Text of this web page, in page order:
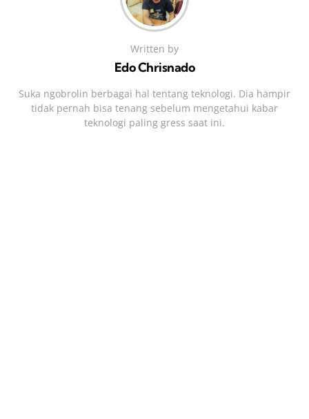
Written by
Edo Chrisnado
Suka ngobrolin berbagai hal tentang teknologi. Dia hampir
tidak pernah bisa tenang sebelum mengetahui kabar
teknologi paling gress saat ini.